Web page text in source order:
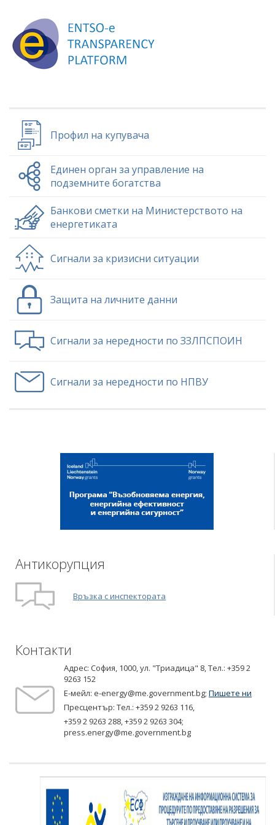
Профил на купувача
Единен орган за управление на
подземните богатства
Банкови сметки на Министерството на
енергетиката
Сигнали за кризисни ситуации
Защита на личните данни
Сигнали за нередности по ЗЗЛПСПОИН
Сигнали за нередности по НПВУ
Антикорупция
Връзка с инспектората
Контакти
Адрес: София, 1000, ул. "Триадица" 8,Tел.: +359 2
9263 152
Е-мейл: e-energy@me.government.bg; Пишете ни
Пресцентър: Тел.: +359 2 9263 116,
+359 2 9263 288,+359 2 9263 304;
press.energy@me.government.bg